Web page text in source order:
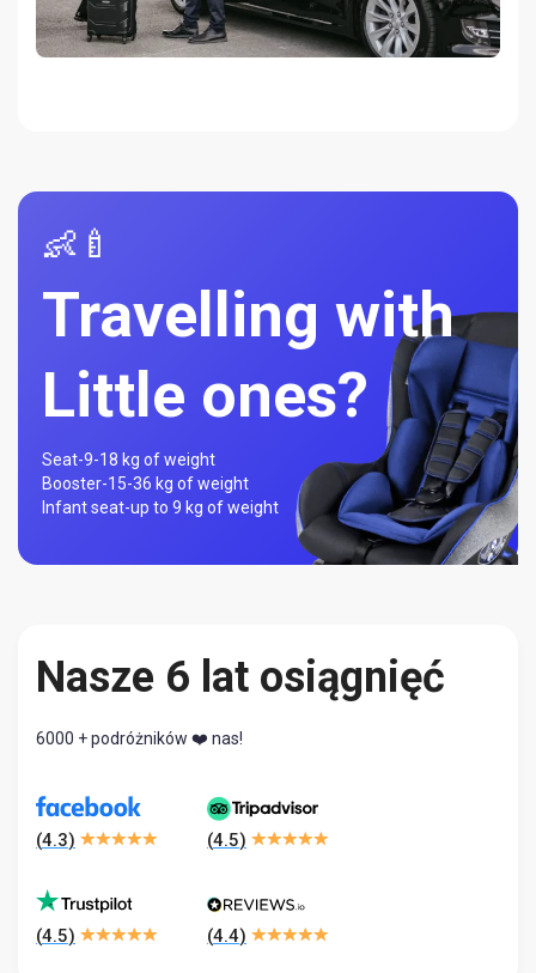
👶🍼
Travelling with
Little ones?
Seat-9-18 kg of weight
Booster-15-36 kg of weight
Infant seat-up to 9 kg of weight
Nasze 6 lat osiągnięć
6000 + podróżników ❤️ nas!
(4.3) (4.5)
(4.5) (4.4)